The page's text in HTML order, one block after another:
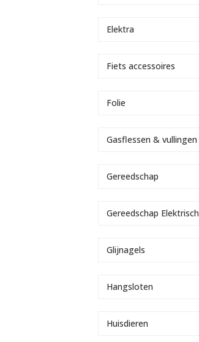
Elektra
Fiets accessoires
Folie
Gasflessen & vullingen
Gereedschap
Gereedschap Elektrisch
Glijnagels
Hangsloten
Huisdieren